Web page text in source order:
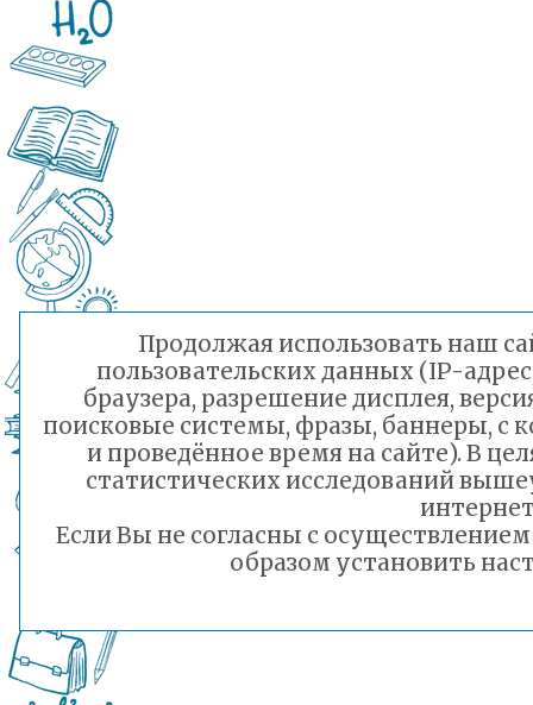
Продолжая использовать наш
пользовательских данных (IP-
браузера, разрешение дисплея,
поисковые системы, фразы, баннеры, с
и проведённое время на сайте). В
статистических исследований
Если Вы не согласны с
образом установить